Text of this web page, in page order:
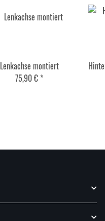
Lenkachse montiert
75,90 € *